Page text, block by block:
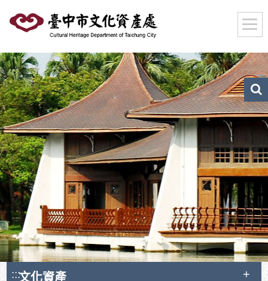
要
內
容
區
塊
:::文化資產
文
化
資
搜
尋